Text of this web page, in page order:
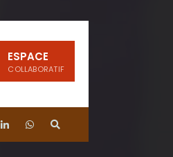
ESPACE
COLLABORATIF